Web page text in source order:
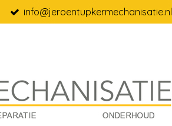
info@jeroentupkermechanisatie.nl